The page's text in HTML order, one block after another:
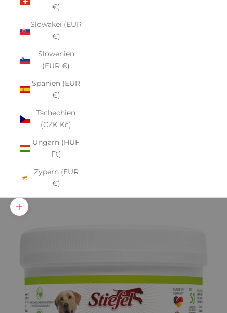
€)
Slowakei (EUR
€)
Slowenien
(EUR €)
Spanien (EUR
€)
Tschechien
(CZK Kč)
Ungarn (HUF
Ft)
Zypern (EUR
€)
Bild vergrößern